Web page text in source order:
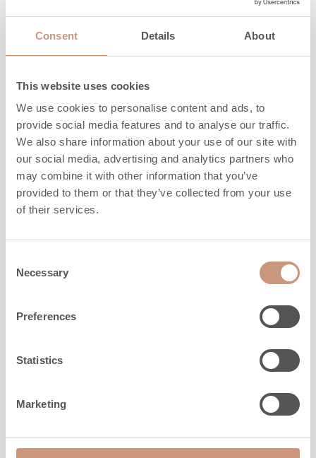
Consent Details About
This website uses cookies
We use cookies to personalise content and ads, to
provide social media features and to analyse our traffic.
We also share information about your use of our site with
our social media, advertising and analytics partners who
may combine it with other information that you’ve
provided to them or that they’ve collected from your use
of their services.
Selection
Necessary
Preferences
Statistics
Marketing
l'espace à chauffer
DÉCOUVREZ